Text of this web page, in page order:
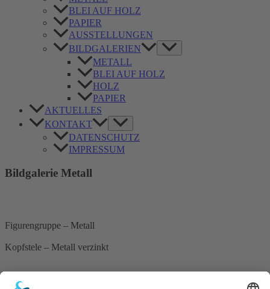
BLEI AUF HOLZ
PAPIER
AUSSTELLUNGEN
BILDGALERIEN
Menü
umschalten
METALL
BLEI AUF HOLZ
HOLZ
PAPIER
AKTUELLES
KONTAKT
Menü
umschalten
DATENSCHUTZ
IMPRESSUM
Bildgalerie Metall
Figurengruppe – Metall
Kopfstele – Metall verzinkt